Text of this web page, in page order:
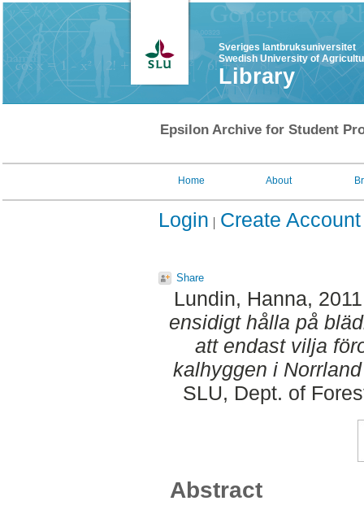
Sveriges lantbruksuniversitet
Swedish University of
Library
Epsilon Archive for Student
Home About
Login Create Account
Share
Lundin, Hanna,
ensidigt hålla på
att endast vilja
kalhyggen i
SLU, Dept. of
Abstract